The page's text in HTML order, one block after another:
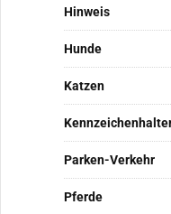
Hinweis
Hunde
Katzen
Parken-Verkehr
Pferde